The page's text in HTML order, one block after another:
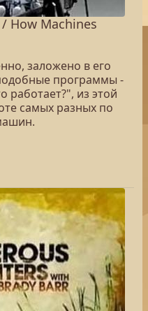
How Machines
заложено в его
программы -
работает?", из этой
самых разных по